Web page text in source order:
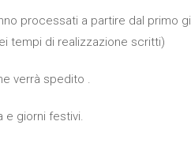
processati a partire dal primo
tempi di realizzazione scritti)
verrà spedito .
e giorni festivi.